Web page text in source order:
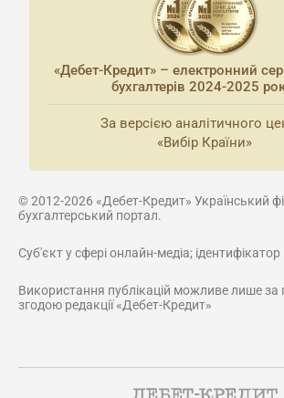
«Дебет-Кредит» – електронний
бухгалтерів 2024-2025
За версією аналітичного
«Вибір Країни»
© 2012-2026 «Дебет-Кредит» Український
бухгалтерський портал.
Суб'єкт у сфері онлайн-медіа;
Використання публікацій можливе лише
згодою редакції «Дебет-Кредит»